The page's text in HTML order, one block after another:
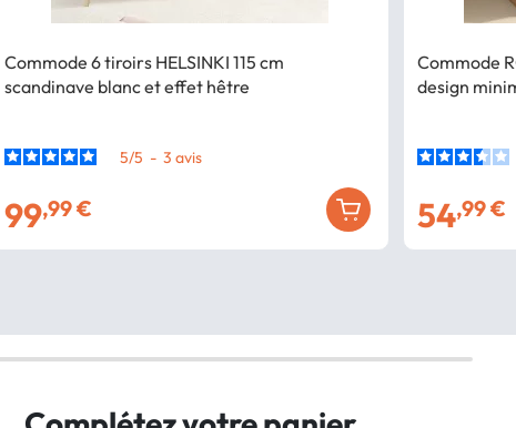
Commode 6 tiroirs HELSINKI 115 cm
scandinave blanc et effet hêtre
5/5 - 3 avis
99,99 €
Commode
design
54,99 €